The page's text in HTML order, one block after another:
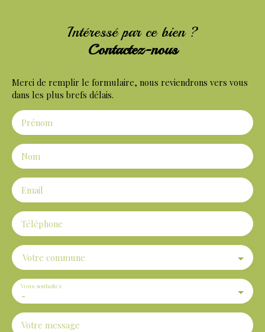
Intéressé par ce bien ?
Contactez-nous
Merci de remplir le formulaire, nous reviendrons vers vous
dans les plus brefs délais.
Prénom
Nom
Email
Téléphone
Votre commune
-
Vous souhaitez
Votre message